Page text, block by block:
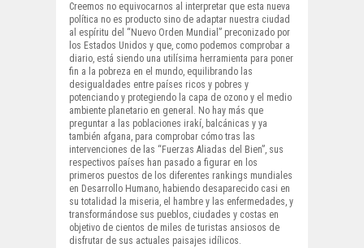
Creemos no equivocarnos al interpretar que esta nueva
política no es producto sino de adaptar nuestra ciudad
al espíritu del “Nuevo Orden Mundial” preconizado por
los Estados Unidos y que, como podemos comprobar a
diario, está siendo una utilísima herramienta para poner
fin a la pobreza en el mundo, equilibrando las
desigualdades entre países ricos y pobres y
potenciando y protegiendo la capa de ozono y el medio
ambiente planetario en general. No hay más que
preguntar a las poblaciones irakí, balcánicas y ya
también afgana, para comprobar cómo tras las
intervenciones de las “Fuerzas Aliadas del Bien”, sus
respectivos países han pasado a figurar en los
primeros puestos de los diferentes rankings mundiales
en Desarrollo Humano, habiendo desaparecido casi en
su totalidad la miseria, el hambre y las enfermedades, y
transformándose sus pueblos, ciudades y costas en
objetivo de cientos de miles de turistas ansiosos de
disfrutar de sus actuales paisajes idílicos.